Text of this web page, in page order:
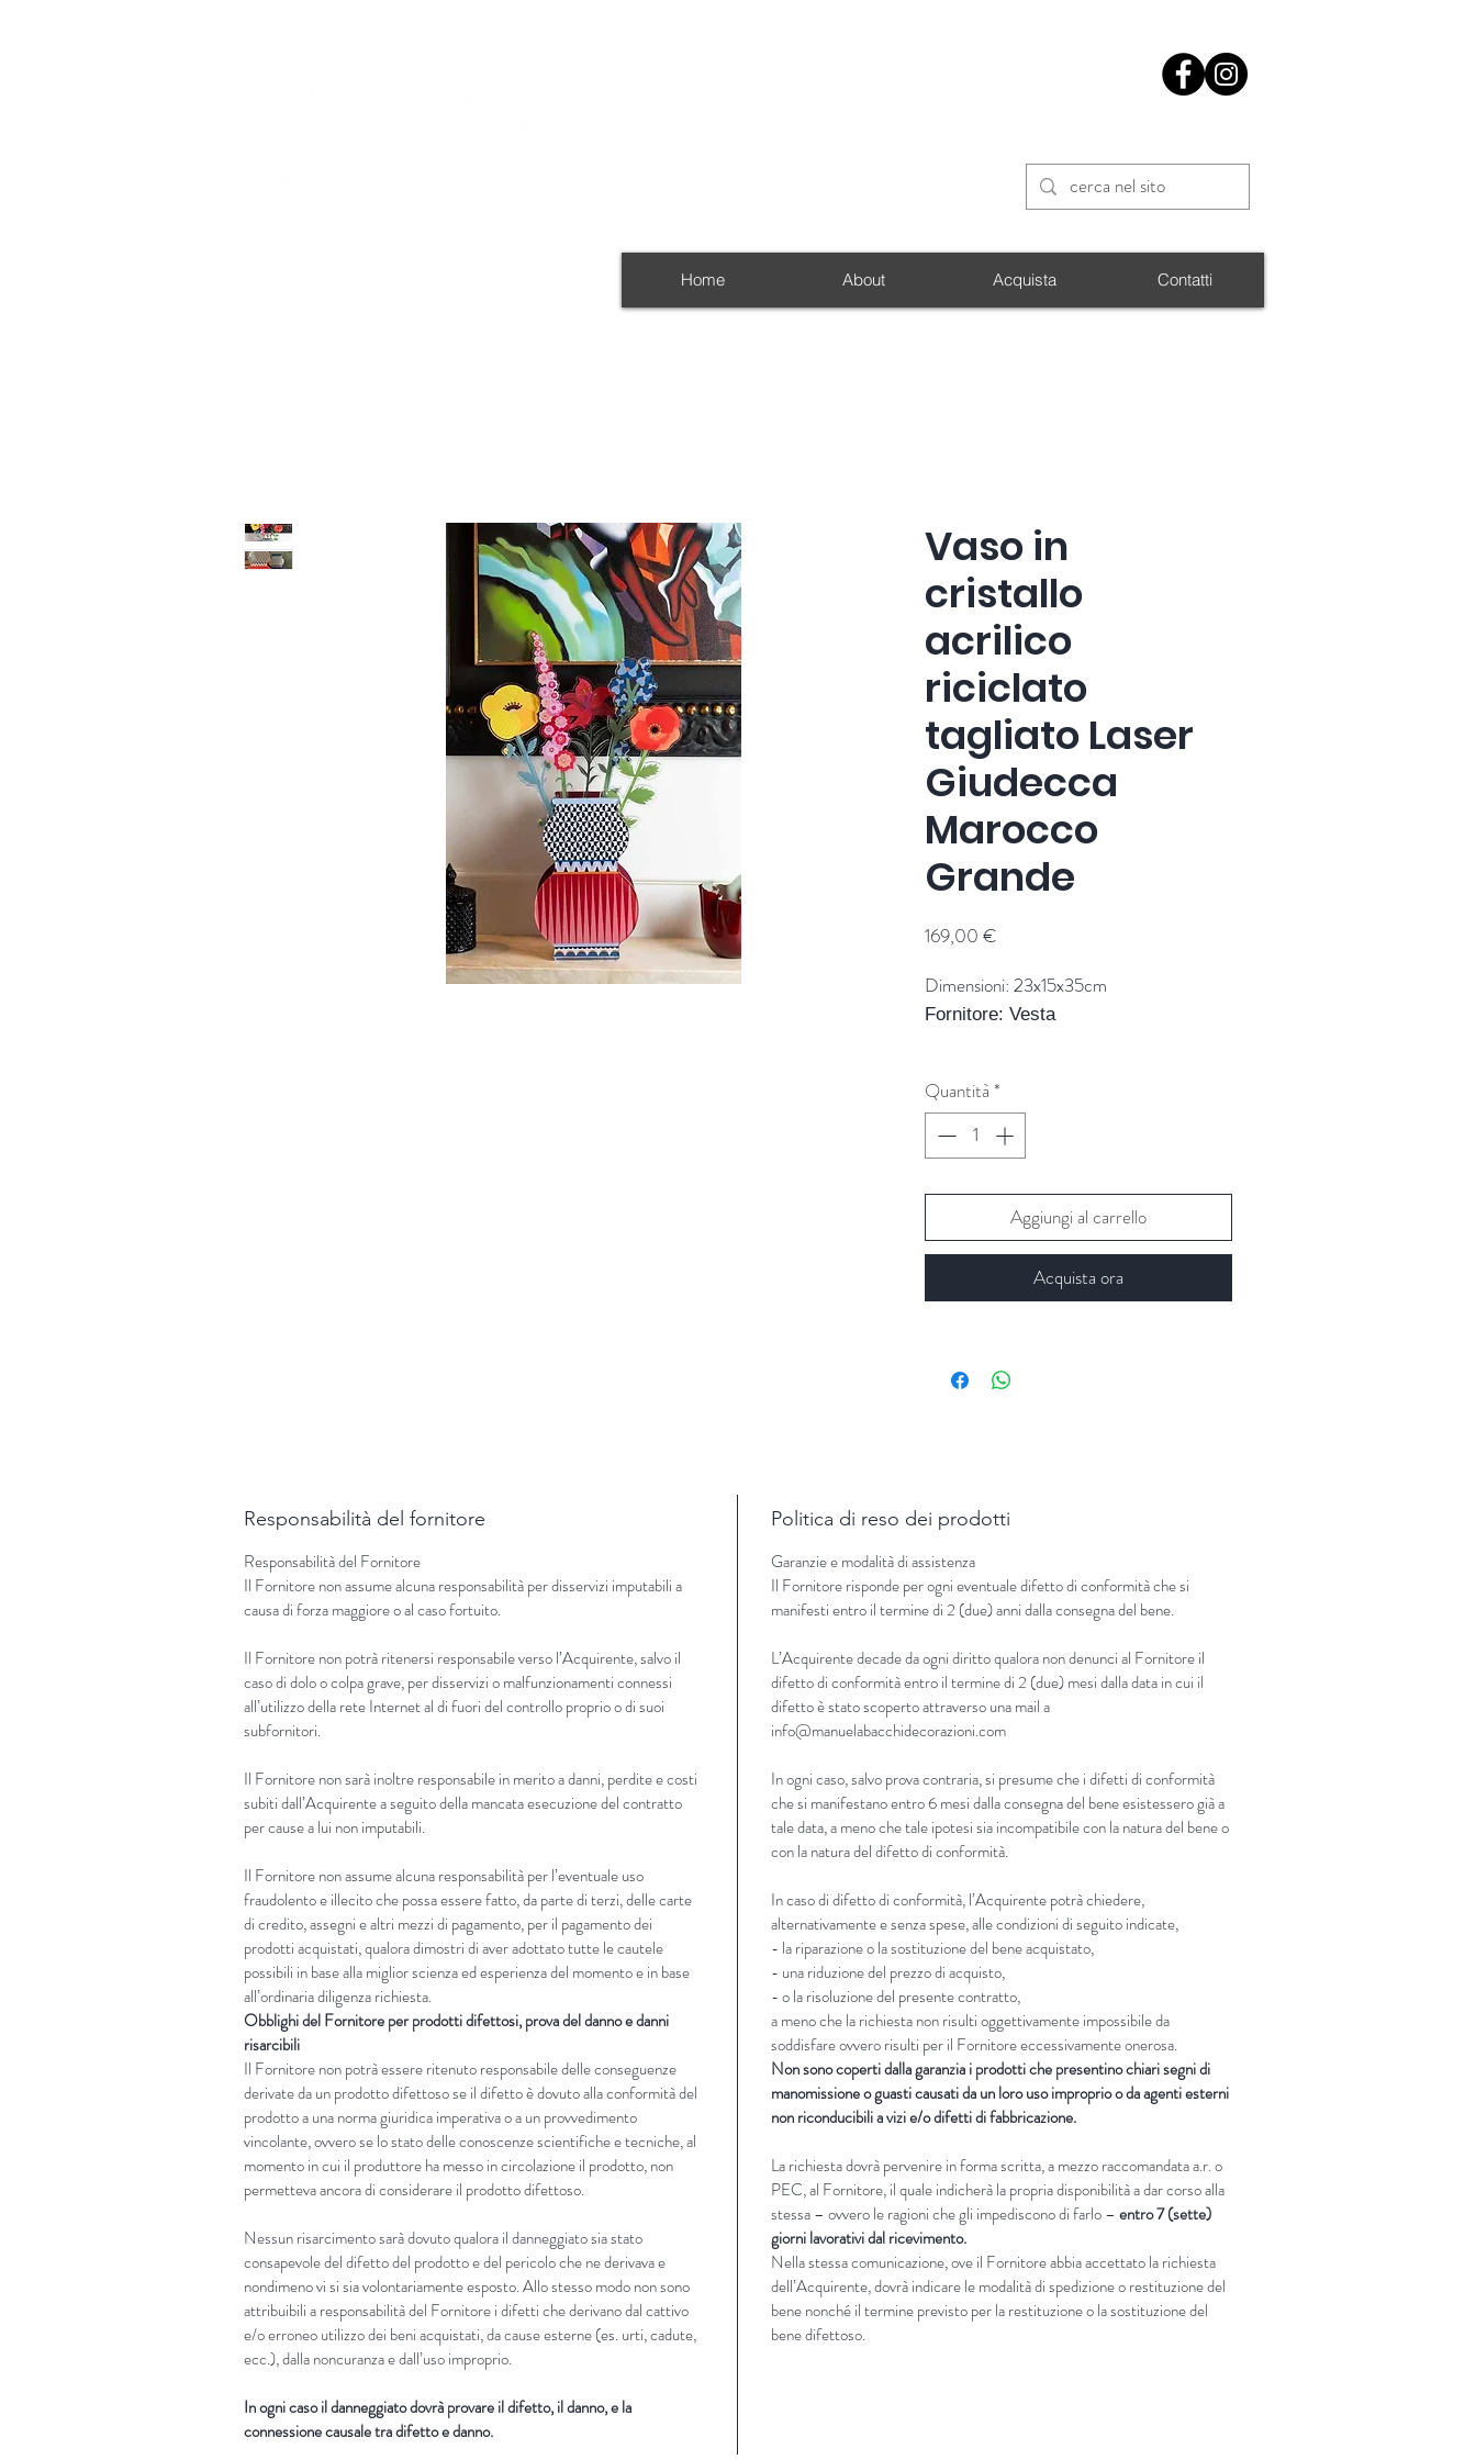
Home About Acquista Contatti
Vaso in
cristallo
acrilico
riciclato
tagliato Laser
Giudecca
Marocco
Grande
169,00 €
Dimensioni: 23x15x35cm
Fornitore: Vesta
Quantità *
Aggiungi al carrello
Acquista ora
Responsabilità del fornitore
Responsabilità del Fornitore
Il Fornitore non assume alcuna responsabilità per disservizi imputabili a
causa di forza maggiore o al caso fortuito.
Il Fornitore non potrà ritenersi responsabile verso l’Acquirente, salvo il
caso di dolo o colpa grave, per disservizi o malfunzionamenti connessi
all’utilizzo della rete Internet al di fuori del controllo proprio o di suoi
subfornitori.
Il Fornitore non sarà inoltre responsabile in merito a danni, perdite e costi
subiti dall’Acquirente a seguito della mancata esecuzione del contratto
per cause a lui non imputabili.
Il Fornitore non assume alcuna responsabilità per l’eventuale uso
fraudolento e illecito che possa essere fatto, da parte di terzi, delle carte
di credito, assegni e altri mezzi di pagamento, per il pagamento dei
prodotti acquistati, qualora dimostri di aver adottato tutte le cautele
possibili in base alla miglior scienza ed esperienza del momento e in base
all’ordinaria diligenza richiesta.
Obblighi del Fornitore per prodotti difettosi, prova del danno e danni
risarcibili
Il Fornitore non potrà essere ritenuto responsabile delle conseguenze
derivate da un prodotto difettoso se il difetto è dovuto alla conformità del
prodotto a una norma giuridica imperativa o a un provvedimento
vincolante, ovvero se lo stato delle conoscenze scientifiche e tecniche, al
momento in cui il produttore ha messo in circolazione il prodotto, non
permetteva ancora di considerare il prodotto difettoso.
Nessun risarcimento sarà dovuto qualora il danneggiato sia stato
consapevole del difetto del prodotto e del pericolo che ne derivava e
nondimeno vi si sia volontariamente esposto. Allo stesso modo non sono
attribuibili a responsabilità del Fornitore i difetti che derivano dal cattivo
e/o erroneo utilizzo dei beni acquistati, da cause esterne (es. urti, cadute,
ecc.), dalla noncuranza e dall’uso improprio.
In ogni caso il danneggiato dovrà provare il difetto, il danno, e la
connessione causale tra difetto e danno.
Politica di reso dei prodotti
Garanzie e modalità di assistenza
Il Fornitore risponde per ogni eventuale difetto di conformità che si
manifesti entro il termine di 2 (due) anni dalla consegna del bene.
L’Acquirente decade da ogni diritto qualora non denunci al Fornitore il
difetto di conformità entro il termine di 2 (due) mesi dalla data in cui il
difetto è stato scoperto attraverso una mail a
info@manuelabacchidecorazioni.com
In ogni caso, salvo prova contraria, si presume che i difetti di conformità
che si manifestano entro 6 mesi dalla consegna del bene esistessero già a
tale data, a meno che tale ipotesi sia incompatibile con la natura del bene o
con la natura del difetto di conformità.
In caso di difetto di conformità, l’Acquirente potrà chiedere,
alternativamente e senza spese, alle condizioni di seguito indicate,
- la riparazione o la sostituzione del bene acquistato,
- una riduzione del prezzo di acquisto,
- o la risoluzione del presente contratto,
a meno che la richiesta non risulti oggettivamente impossibile da
soddisfare ovvero risulti per il Fornitore eccessivamente onerosa.
Non sono coperti dalla garanzia i prodotti che presentino chiari segni di
manomissione o guasti causati da un loro uso improprio o da agenti esterni
non riconducibili a vizi e/o difetti di fabbricazione.
La richiesta dovrà pervenire in forma scritta, a mezzo raccomandata a.r. o
PEC, al Fornitore, il quale indicherà la propria disponibilità a dar corso alla
stessa – ovvero le ragioni che gli impediscono di farlo – entro 7 (sette)
giorni lavorativi dal ricevimento.
Nella stessa comunicazione, ove il Fornitore abbia accettato la richiesta
dell’Acquirente, dovrà indicare le modalità di spedizione o restituzione del
bene nonché il termine previsto per la restituzione o la sostituzione del
bene difettoso.